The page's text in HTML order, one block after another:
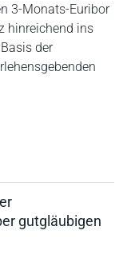
3-Monats-Euribor
hinreichend ins
der
gutgläubigen